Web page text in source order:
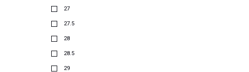
27
27.5
28
28.5
29